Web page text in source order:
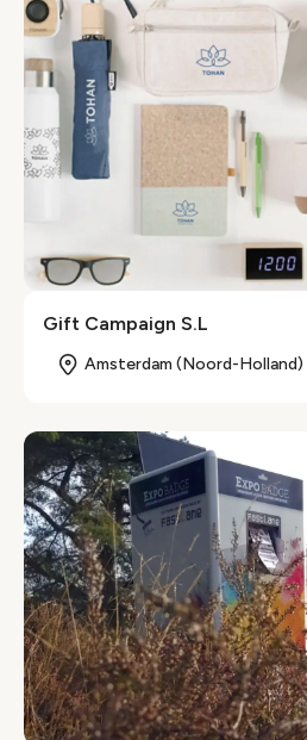
Gift Campaign S.L
Amsterdam (Noord-Holland)